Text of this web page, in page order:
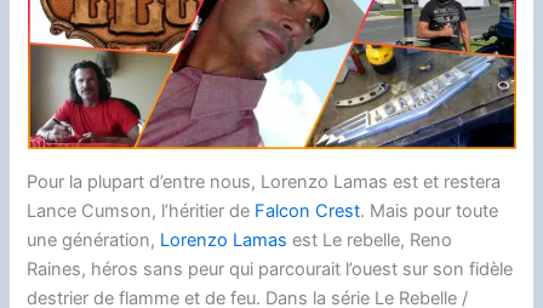
o
o
k
t
k
g
e
r
d
o
n
d
s
i
n
k
a
g
e
r
Pour la plupart d’entre nous, Lorenzo Lamas est et restera
Lance Cumson, l’héritier de Falcon Crest. Mais pour toute
une génération, Lorenzo Lamas est Le rebelle, Reno
Raines, héros sans peur qui parcourait l’ouest sur son fidèle
destrier de flamme et de feu. Dans la série Le Rebelle /